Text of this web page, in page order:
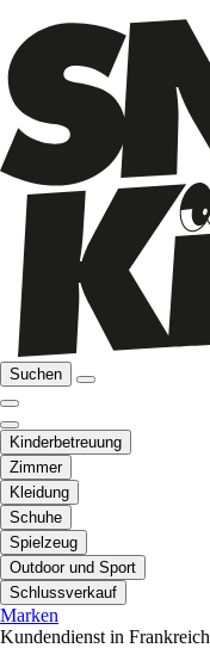
Suchen
Kinderbetreuung
Zimmer
Kleidung
Schuhe
Spielzeug
Outdoor und Sport
Schlussverkauf
Marken
Kundendienst in Frankreich